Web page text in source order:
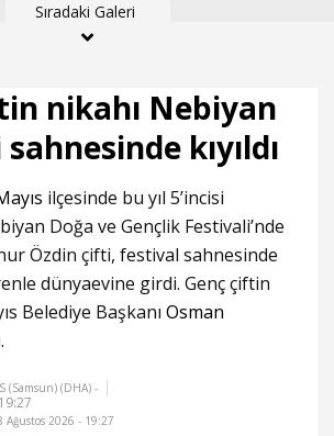
Sıradaki Galeritarafından etkisiz
nikahı Nebiyan
kıyıldı
ilçesinde bu yıl 5’incisi
Doğa ve Gençlik Festivali’nde
Özdin çifti, festival sahnesinde
dünyaevine girdi. Genç çiftin
Belediye Başkanı Osman
(Samsun) (DHA) -
Ağustos 2026 - 19:27